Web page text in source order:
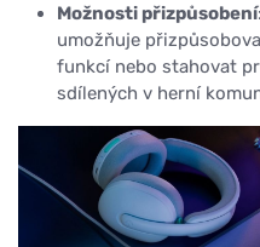
Možnosti přizpůsobení
umožňuje
funkcí nebo stahovat
sdílených v herní